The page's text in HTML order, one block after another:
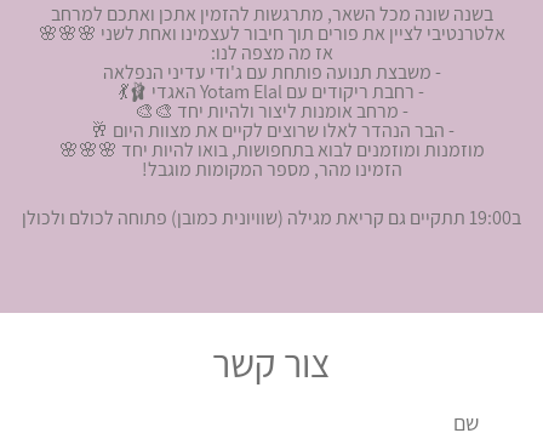
בשנה שונה מכל השאר, מתרגשות להזמין אתכן ואתכם למרחב
אלטרנטיבי לציין את פורים תוך חיבור לעצמינו ואחת לשני 🌸🌸🌸
אז מה מצפה לנו:
- משבצת תנועה פותחת עם ג'ודי עדיני הנפלאה
- רחבת ריקודים עם Yotam Elal האגדי 🩰💃
- מרחב אומנות ליצור ולהיות יחד 🎨🎨
- הבר הנהדר לאלו שרוצים לקיים את מצוות היום 🥂
מוזמנות ומוזמנים לבוא בתחפושות, בואו להיות יחד 🌸🌸🌸
הזמינו מהר, מספר המקומות מוגבל!
ב19:00 תתקיים גם קריאת מגילה (שוויונית כמובן) פתוחה לכולם ולכולן
צור קשר